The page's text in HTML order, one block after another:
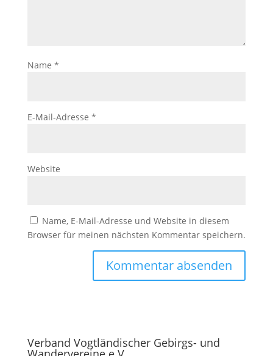
Name *
E-Mail-Adresse *
Website
Name, E-Mail-Adresse und Website in diesem
Browser für meinen nächsten Kommentar speichern.
Verband Vogtländischer Gebirgs- und